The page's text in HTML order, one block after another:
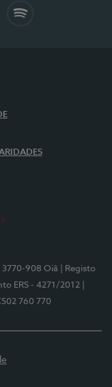
3770-908 Oiã
| Registo
ERS - 4271/2012
760 770